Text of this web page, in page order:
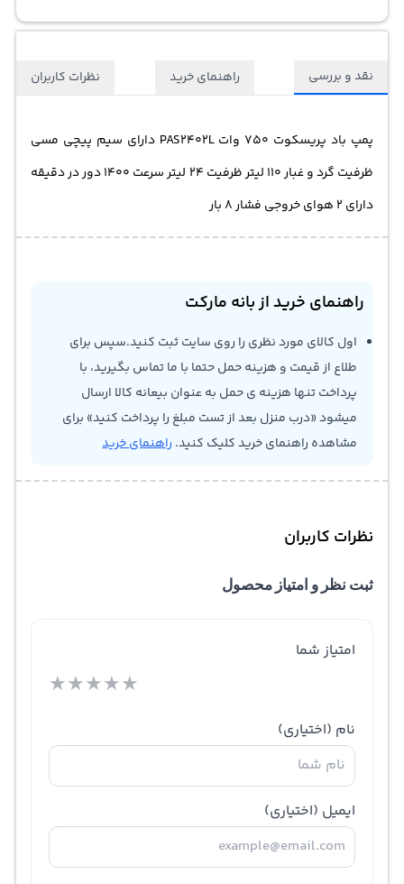
نقد و بررسی راهنمای خرید نظرات کاربران
پمپ باد پریسکوت 750 وات PAS2402L دارای سیم پیچی مسی
ظرفیت گرد و غبار 110 لیتر ظرفیت 24 لیتر سرعت 1400 دور در دقیقه
دارای 2 هوای خروجی فشار 8 بار
راهنمای خرید از بانه مارکت
اول کالای مورد نظری را روی سایت ثبت کنید.سپس برای
طلاع از قیمت و هزینه حمل حتما با ما تماس بگیرید، با
پرداخت تنها هزینه ی حمل به عنوان بیعانه کالا ارسال
میشود «درب منزل بعد از تست مبلغ را پرداخت کنید» برای
مشاهده راهنمای خرید کلیک کنید. راهنمای خرید
نظرات کاربران
ثبت نظر و امتیاز محصول
امتیاز شما
★★★★★
نام (اختیاری)
ایمیل (اختیاری)